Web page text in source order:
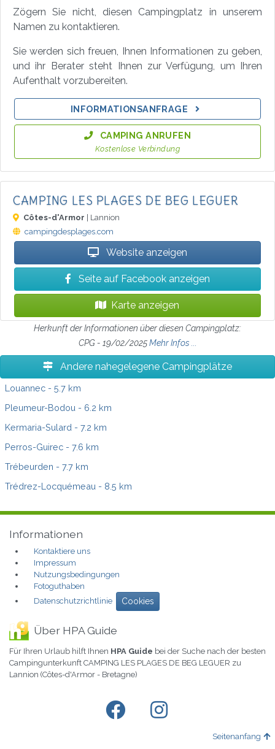
Zögern Sie nicht, diesen Campingplatz in unserem
Namen zu kontaktieren.
Sie werden sich freuen, Ihnen Informationen zu geben,
und ihr Berater steht Ihnen zur Verfügung, um Ihren
Aufenthalt vorzubereiten.
INFORMATIONSANFRAGE
CAMPING ANRUFEN
Kostenlose Verbindung
CAMPING LES PLAGES DE BEG LEGUER
Côtes-d'Armor | Lannion
campingdesplages.com
Website anzeigen
Seite auf Facebook anzeigen
Karte anzeigen
Herkunft der Informationen über diesen Campingplatz:
CPG - 19/02/2025Mehr Infos ...
Andere nahegelegene Campingplätze
Louannec - 5.7 km
Pleumeur-Bodou - 6.2 km
Kermaria-Sulard - 7.2 km
Perros-Guirec - 7.6 km
Trébeurden - 7.7 km
Trédrez-Locquémeau - 8.5 km
Informationen
Kontaktiere uns
Impressum
Nutzungsbedingungen
Fotoguthaben
Datenschutzrichtlinie
Cookies
Über HPA Guide
Für Ihren Urlaub hilft Ihnen HPA Guide bei der Suche nach der besten
Campingunterkunft CAMPING LES PLAGES DE BEG LEGUER zu
Lannion (Côtes-d'Armor - Bretagne)
Seitenanfang